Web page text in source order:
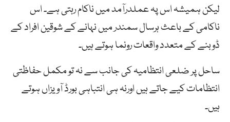
لیکن ہمیشہ اس پہ عملدرآمد میں ناکام رہتی ہے۔ اس
ناکامی کے باعث ہرسال سمندر میں نہانے کے شوقین افراد کے
ڈوبنے کے متعدد واقعات رونما ہوتے ہیں۔
ساحل پر ضلعی انتظامیہ کی جانب سے نہ تو مکمل حفاظتی
انتظامات کیے جاتے ہیں اورنہ ہی انتباہی بورڈ آویزاں ہوتے
ہیں۔